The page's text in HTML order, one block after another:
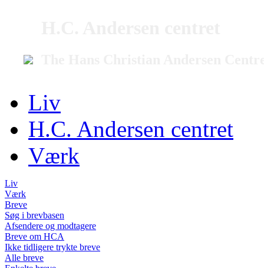
Liv
H.C. Andersen centret
Værk
Liv
Værk
Breve
Søg i brevbasen
Afsendere og modtagere
Breve om HCA
Ikke tidligere trykte breve
Alle breve